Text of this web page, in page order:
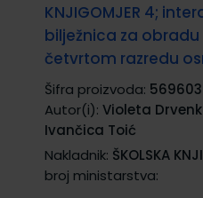
KNJIGOMJER 4;
bilježnica za
četvrtom razredu
Šifra proizvoda: 569603
Autor(i): Violeta
Ivančica Toić
Nakladnik: ŠKOLSKA
broj ministarstva: